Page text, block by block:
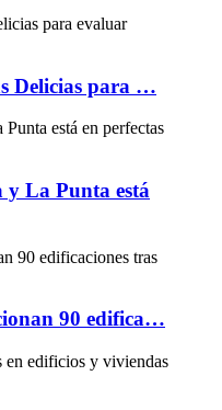
Delicias para …
La Punta está
90 edifica…